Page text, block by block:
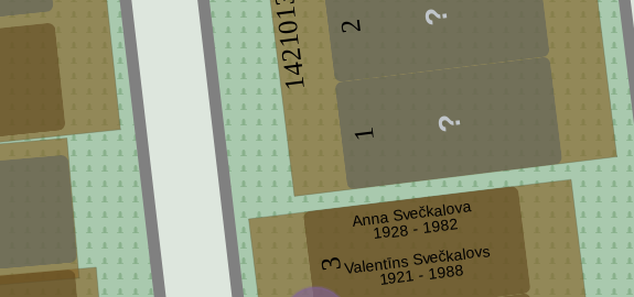
14210133
3
1
2
Anna Svečkalova
1928 - 1982
Valentīns Svečkalovs
1921 - 1988